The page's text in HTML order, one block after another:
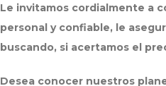
Le invitamos cordialmente a
personal y confiable, le
buscando, si acertamos el
Desea conocer nuestros